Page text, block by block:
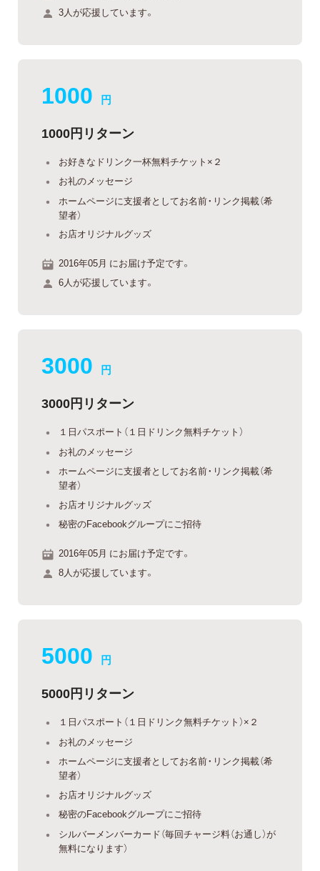
3人が応援しています。
1000 円
1000円リターン
お好きなドリンク一杯無料チケット×２
お礼のメッセージ
ホームページに支援者としてお名前・リンク掲載（希
望者）
お店オリジナルグッズ
2016年05月 にお届け予定です。
6人が応援しています。
3000 円
3000円リターン
１日パスポート（１日ドリンク無料チケット）
お礼のメッセージ
ホームページに支援者としてお名前・リンク掲載（希
望者）
お店オリジナルグッズ
秘密のFacebookグループにご招待
2016年05月 にお届け予定です。
8人が応援しています。
5000 円
5000円リターン
１日パスポート（１日ドリンク無料チケット）×２
お礼のメッセージ
ホームページに支援者としてお名前・リンク掲載（希
望者）
お店オリジナルグッズ
秘密のFacebookグループにご招待
シルバーメンバーカード（毎回チャージ料（お通し）が
無料になります）